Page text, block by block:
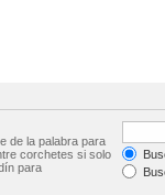
de la palabra para
corchetes si solo
para